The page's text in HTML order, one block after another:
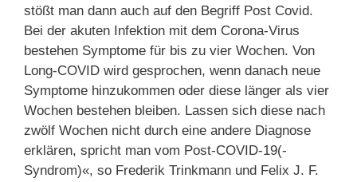
stößt man dann auch auf den Begriff Post Covid.
Bei der akuten Infektion mit dem Corona-Virus
bestehen Symptome für bis zu vier Wochen. Von
Long-COVID wird gesprochen, wenn danach neue
Symptome hinzukommen oder diese länger als vier
Wochen bestehen bleiben. Lassen sich diese nach
zwölf Wochen nicht durch eine andere Diagnose
erklären, spricht man vom Post-COVID-19(-
Syndrom)«, so Frederik Trinkmann und Felix J. F.